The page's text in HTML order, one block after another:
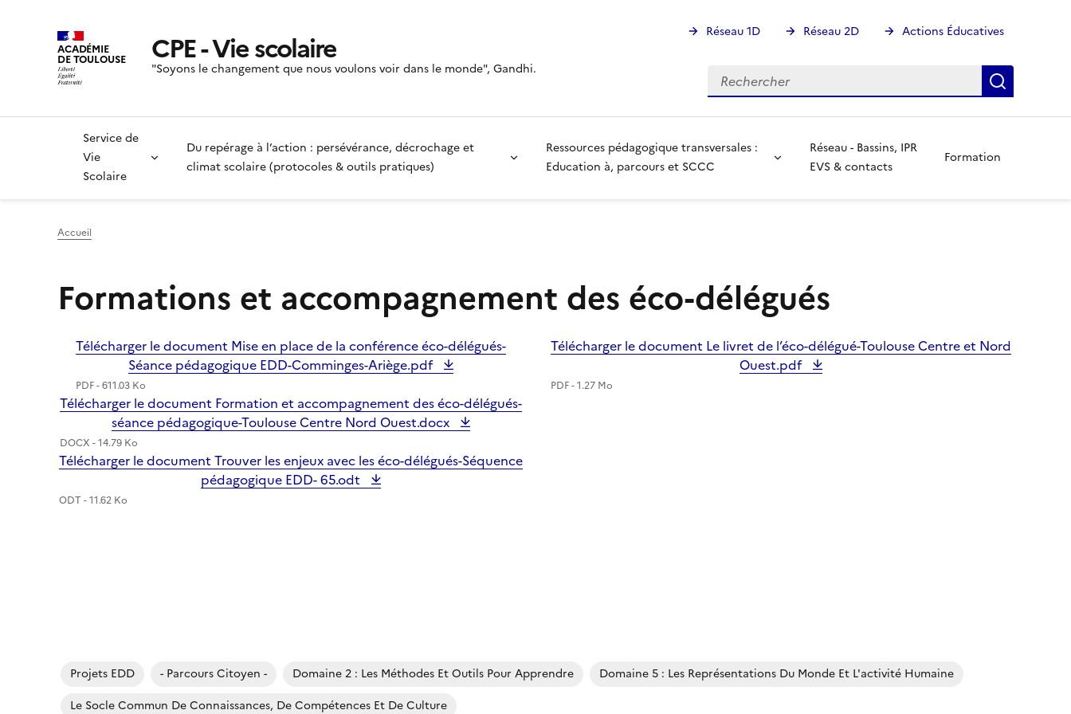
ACADÉMIE
DE TOULOUSE CPE - Vie scolaire
"Soyons le changement que nous voulons voir dans le monde", Gandhi.
Réseau 1D Réseau 2D Actions Éducatives
Rechercher
Rechercher
Service de
Vie
Scolaire
Du repérage à l’action : persévérance, décrochage et
climat scolaire (protocoles & outils pratiques)
Ressources pédagogique transversales :
Education à, parcours et SCCC
Réseau - Bassins, IPR
EVS & contacts
Formation
Accueil
Formations et accompagnement des éco-délégués
Télécharger le document Mise en place de la conférence éco-délégués-
Séance pédagogique EDD-Comminges-Ariège.pdf
PDF - 611.03 Ko
Télécharger le document Formation et accompagnement des éco-délégués-
séance pédagogique-Toulouse Centre Nord Ouest.docx
DOCX - 14.79 Ko
Télécharger le document Trouver les enjeux avec les éco-délégués-Séquence
pédagogique EDD- 65.odt
ODT - 11.62 Ko
Télécharger le document Le livret de l’éco-délégué-Toulouse Centre et Nord
Ouest.pdf
PDF - 1.27 Mo
Projets EDD - Parcours Citoyen - Domaine 2 : Les Méthodes Et Outils Pour Apprendre
Domaine 5 : Les Représentations Du Monde Et L'activité Humaine
Le Socle Commun De Connaissances, De Compétences Et De Culture